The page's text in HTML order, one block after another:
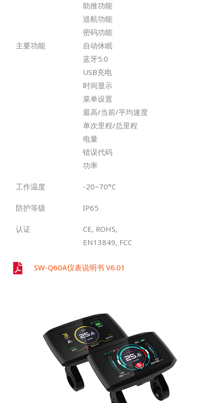
主要功能
助推功能
巡航功能
密码功能
自动休眠
蓝牙5.0
USB充电
时间显示
菜单设置
最高/当前/平均速度
单次里程/总里程
电量
错误代码
功率
工作温度 -20~70°C
防护等级 IP65
认证
CE, ROHS,
EN13849, FCC
SW-Q60A仪表说明书 V6.01